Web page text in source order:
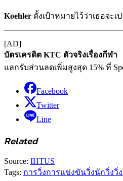
Koehler ตั้งเป้าหมายไว้ว่าเธอจะ
[AD]
บัตรเครดิต KTC ตัวจริงเรื่องกีฬา
แลกรับส่วนลดเพิ่มสูงสุด 15% ที่
Facebook
Twitter
Line
Related
Source: IHTUS
Tags: การวิ่งการแข่งขันวิ่งนักวิ่งวิ่ง